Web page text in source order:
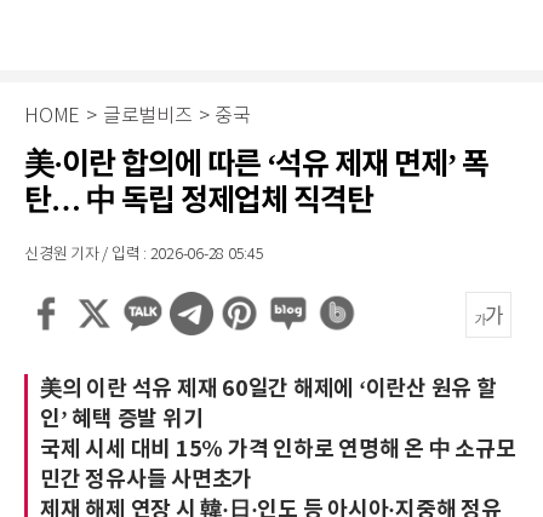
HOME > 글로벌비즈 > 중국
美·이란 합의에 따른 ‘석유 제재 면제’ 폭
탄… 中 독립 정제업체 직격탄
신경원 기자 / 입력 : 2026-06-28 05:45
美의 이란 석유 제재 60일간 해제에 ‘이란산 원유 할
인’ 혜택 증발 위기
국제 시세 대비 15% 가격 인하로 연명해 온 中 소규모
민간 정유사들 사면초가
제재 해제 연장 시 韓·日·인도 등 아시아·지중해 정유